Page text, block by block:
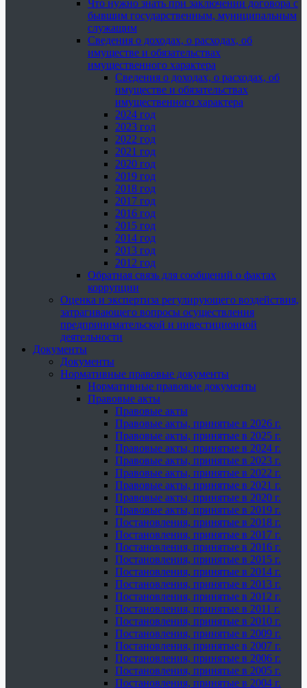
Что нужно знать при заключении договора с
бывшим государственным, муниципальным
служащим
Сведения о доходах, о расходах, об
имуществе и обязательствах
имущественного характера
Сведения о доходах, о расходах, об
имуществе и обязательствах
имущественного характера
2024 год
2023 год
2022 год
2021 год
2020 год
2019 год
2018 год
2017 год
2016 год
2015 год
2014 год
2013 год
2012 год
Обратная связь для сообщений о фактах
коррупции
Оценка и экспертиза регулирующего воздействия,
затрагивающего вопросы осуществления
предпринимательской и инвестиционной
деятельности
Документы
Документы
Нормативные правовые документы
Нормативные правовые документы
Правовые акты
Правовые акты
Правовые акты, принятые в 2026 г.
Правовые акты, принятые в 2025 г.
Правовые акты, принятые в 2024 г.
Правовые акты, принятые в 2023 г.
Правовые акты, принятые в 2022 г.
Правовые акты, принятые в 2021 г.
Правовые акты, принятые в 2020 г.
Правовые акты, принятые в 2019 г.
Постановления, принятые в 2018 г.
Постановления, принятые в 2017 г.
Постановления, принятые в 2016 г.
Постановления, принятые в 2015 г.
Постановления, принятые в 2014 г.
Постановления, принятые в 2013 г.
Постановления, принятые в 2012 г.
Постановления, принятые в 2011 г.
Постановления, принятые в 2010 г.
Постановления, принятые в 2009 г.
Постановления, принятые в 2007 г.
Постановления, принятые в 2006 г.
Постановления, принятые в 2005 г.
Постановления, принятые в 2004 г.